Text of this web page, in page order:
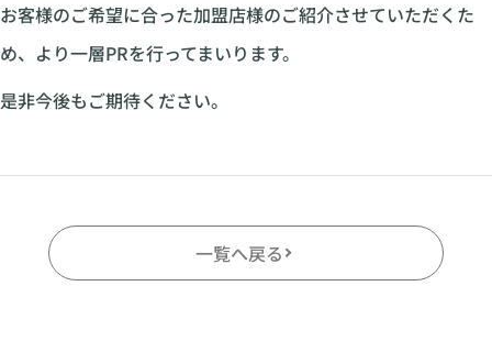
お客様のご希望に合った加盟店様のご紹介させていただくた
め、より一層PRを行ってまいります。
是非今後もご期待ください。
一覧へ戻る